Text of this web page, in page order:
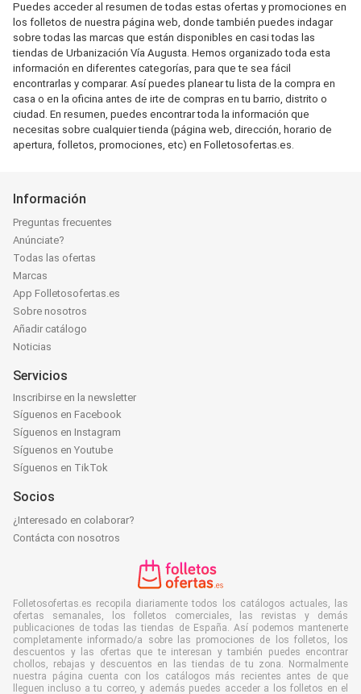
Puedes acceder al resumen de todas estas ofertas y promociones en
los folletos de nuestra página web, donde también puedes indagar
sobre todas las marcas que están disponibles en casi todas las
tiendas de Urbanización Vía Augusta. Hemos organizado toda esta
información en diferentes categorías, para que te sea fácil
encontrarlas y comparar. Así puedes planear tu lista de la compra en
casa o en la oficina antes de irte de compras en tu barrio, distrito o
ciudad. En resumen, puedes encontrar toda la información que
necesitas sobre cualquier tienda (página web, dirección, horario de
apertura, folletos, promociones, etc) en Folletosofertas.es.
Información
Preguntas frecuentes
Anúnciate?
Todas las ofertas
Marcas
App Folletosofertas.es
Sobre nosotros
Añadir catálogo
Noticias
Servicios
Inscribirse en la newsletter
Síguenos en Facebook
Síguenos en Instagram
Síguenos en Youtube
Síguenos en TikTok
Socios
¿Interesado en colaborar?
Contácta con nosotros
Folletosofertas.es recopila diariamente todos los catálogos actuales, las
ofertas semanales, los folletos comerciales, las revistas y demás
publicaciones de todas las tiendas de España. Así podemos mantenerte
completamente informado/a sobre las promociones de los folletos, los
descuentos y las ofertas que te interesan y también puedes encontrar
chollos, rebajas y descuentos en las tiendas de tu zona. Normalmente
nuestra página cuenta con los catálogos más recientes antes de que
lleguen incluso a tu correo, y además puedes acceder a los folletos en el